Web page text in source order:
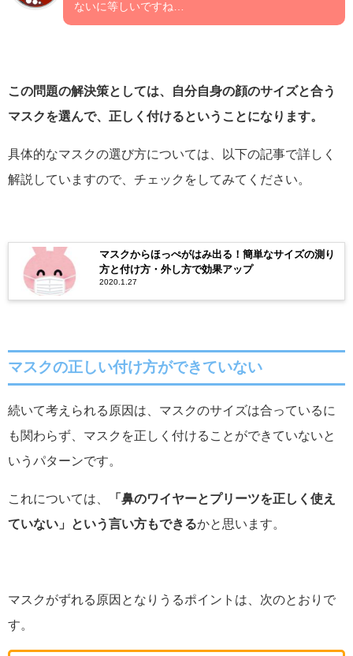
ないに等しいですね…
この問題の解決策としては、自分自身の顔のサイズと合う
マスクを選んで、正しく付けるということになります。
具体的なマスクの選び方については、以下の記事で詳しく
解説していますので、チェックをしてみてください。
マスクからほっぺがはみ出る！簡単なサイズの測り
方と付け方・外し方で効果アップ
2020.1.27
マスクの正しい付け方ができていない
続いて考えられる原因は、マスクのサイズは合っているに
も関わらず、マスクを正しく付けることができていないと
いうパターンです。
これについては、
「鼻のワイヤーとプリーツを正しく使え
ていない」という言い方もできるかと思います。
マスクがずれる原因となりうるポイントは、次のとおりで
す。